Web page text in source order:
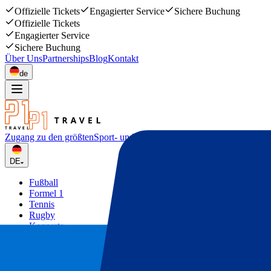
Offizielle Tickets Engagierter Service
Sichere Buchung
Offizielle Tickets
Engagierter Service
Sichere Buchung
Über UnsPartnershipsBlogKontakt
de
Zugang zu den größtenSport- und Musikevents
DE
Fußball
Formel 1
Tennis
Rugby
Konzerte